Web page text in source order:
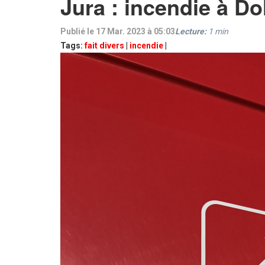
Jura : incendie à
Publié le 17 Mar. 2023 à 05:03
Tags: fait divers incendie
Lecture: 1 min